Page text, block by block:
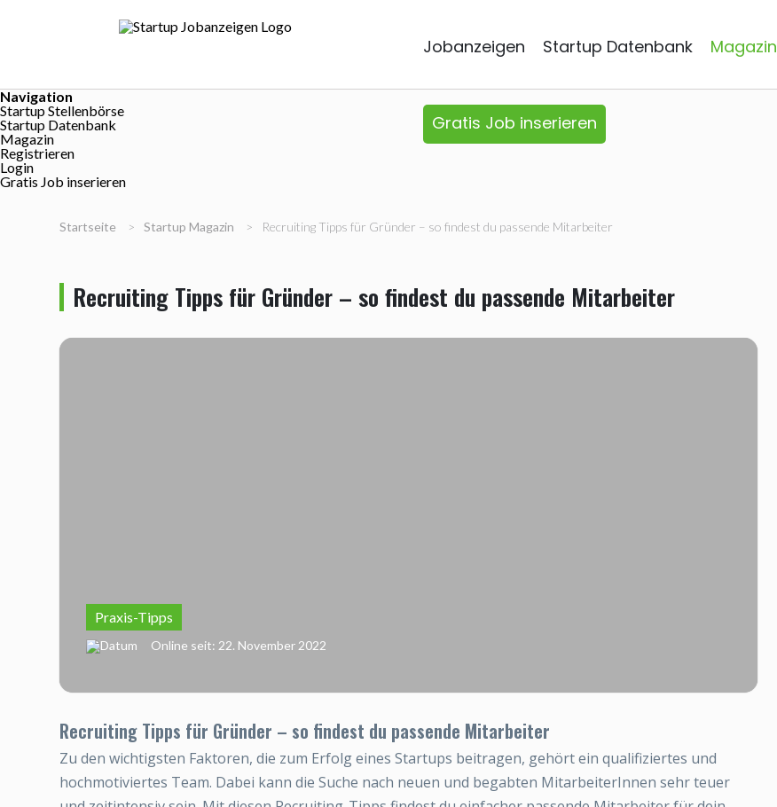
Jobanzeigen Startup Datenbank Magazin
Gratis Job inserieren
Navigation
Startup Stellenbörse
Startup Datenbank
Magazin
Registrieren
Login
Gratis Job inserieren
Startseite > Startup Magazin > Recruiting Tipps für Gründer – so findest du passende Mitarbeiter
Recruiting Tipps für Gründer – so findest du passende Mitarbeiter
Praxis-Tipps
Online seit: 22. November 2022
Recruiting Tipps für Gründer – so findest du passende Mitarbeiter
Zu den wichtigsten Faktoren, die zum Erfolg eines Startups beitragen, gehört ein qualifiziertes und
hochmotiviertes Team. Dabei kann die Suche nach neuen und begabten MitarbeiterInnen sehr teuer